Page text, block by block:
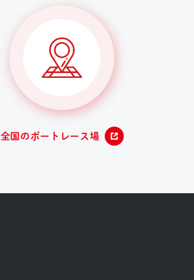
全国のボートレース場